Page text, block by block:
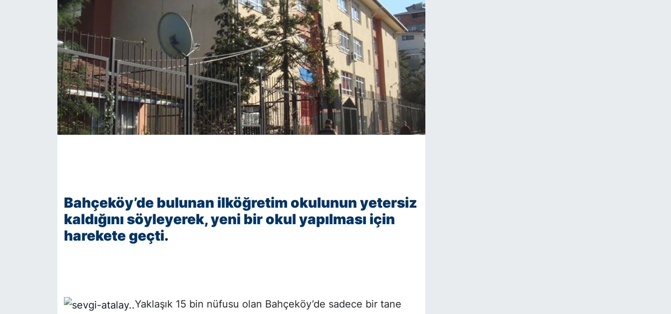
Bahçeköy’de bulunan ilköğretim okulunun yetersiz
kaldığını söyleyerek, yeni bir okul yapılması için
harekete geçti.
Yaklaşık 15 bin nüfusu olan Bahçeköy’de sadece bir tane
KÖŞE YAZILARI
KÖŞE YAZILARI (Arşiv)
KÜLTÜR SANAT
MAGAZİN
RÖPORTAJ
SARIYER İMAR BARIŞI